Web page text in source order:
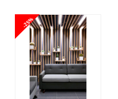
-25%